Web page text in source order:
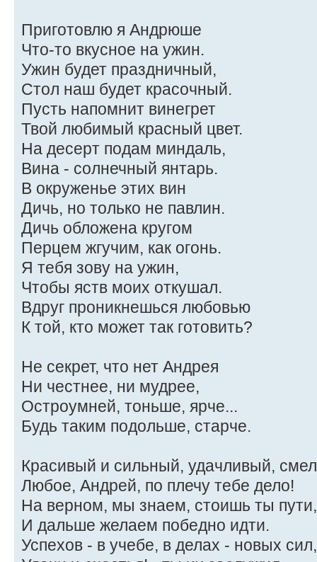
Приготовлю я Андрюше
Что-то вкусное на ужин.
Ужин будет праздничный,
Стол наш будет красочный.
Пусть напомнит винегрет
Твой любимый красный цвет.
На десерт подам миндаль,
Вина - солнечный янтарь.
В окруженье этих вин
Дичь, но только не павлин.
Дичь обложена кругом
Перцем жгучим, как огонь.
Я тебя зову на ужин,
Чтобы яств моих откушал.
Вдруг проникнешься любовью
К той, кто может так готовить?
Не секрет, что нет Андрея
Ни честнее, ни мудрее,
Остроумней, тоньше, ярче...
Будь таким подольше, старче.
Красивый и сильный, удачливый,
Любое, Андрей, по плечу тебе дело!
На верном, мы знаем, стоишь ты пути,
И дальше желаем победно идти.
Успехов - в учебе, в делах - новых сил,